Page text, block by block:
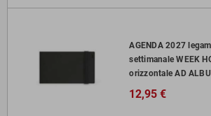
AGENDA 2027
settimanale WEEK
orizzontale AD
12,95 €